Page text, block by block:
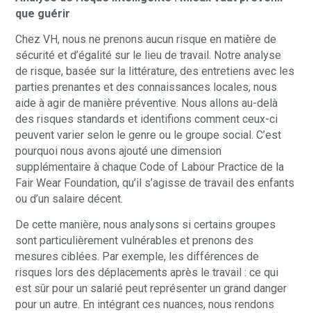
que guérir
Chez VH, nous ne prenons aucun risque en matière de
sécurité et d’égalité sur le lieu de travail. Notre analyse
de risque, basée sur la littérature, des entretiens avec les
parties prenantes et des connaissances locales, nous
aide à agir de manière préventive. Nous allons au-delà
des risques standards et identifions comment ceux-ci
peuvent varier selon le genre ou le groupe social. C’est
pourquoi nous avons ajouté une dimension
supplémentaire à chaque Code of Labour Practice de la
Fair Wear Foundation, qu’il s’agisse de travail des enfants
ou d’un salaire décent.
De cette manière, nous analysons si certains groupes
sont particulièrement vulnérables et prenons des
mesures ciblées. Par exemple, les différences de
risques lors des déplacements après le travail : ce qui
est sûr pour un salarié peut représenter un grand danger
pour un autre. En intégrant ces nuances, nous rendons